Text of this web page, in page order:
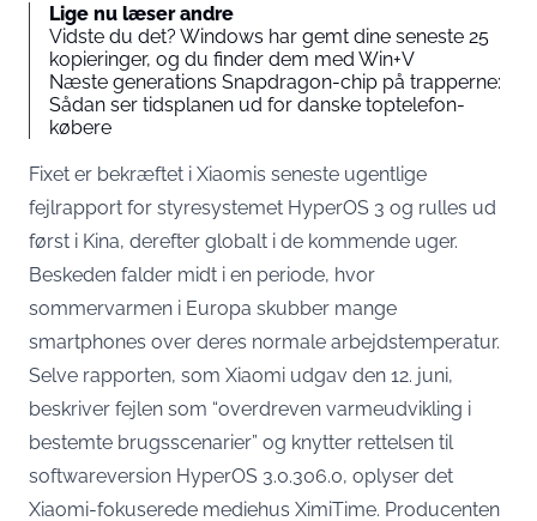
Lige nu læser andre
Vidste du det? Windows har gemt dine seneste 25
kopieringer, og du finder dem med Win+V
Næste generations Snapdragon-chip på trapperne:
Sådan ser tidsplanen ud for danske toptelefon-
købere
Fixet er bekræftet i Xiaomis seneste ugentlige
fejlrapport for styresystemet HyperOS 3 og rulles ud
først i Kina, derefter globalt i de kommende uger.
Beskeden falder midt i en periode, hvor
sommervarmen i Europa skubber mange
smartphones over deres normale arbejdstemperatur.
Selve rapporten, som Xiaomi udgav den 12. juni,
beskriver fejlen som “overdreven varmeudvikling i
bestemte brugsscenarier” og knytter rettelsen til
softwareversion HyperOS 3.0.306.0, oplyser det
Xiaomi-fokuserede mediehus XimiTime. Producenten